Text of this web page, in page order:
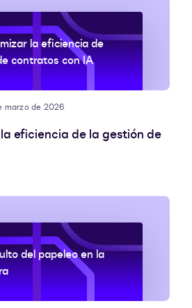
la eficiencia de
contratos con IA
marzo de 2026
eficiencia de la gestión de
del papeleo en la